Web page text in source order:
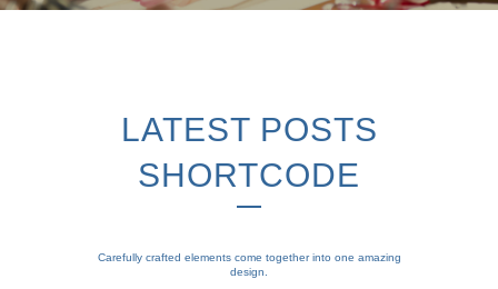
LATEST POSTS
SHORTCODE
Carefully crafted elements come together into one amazing
design.